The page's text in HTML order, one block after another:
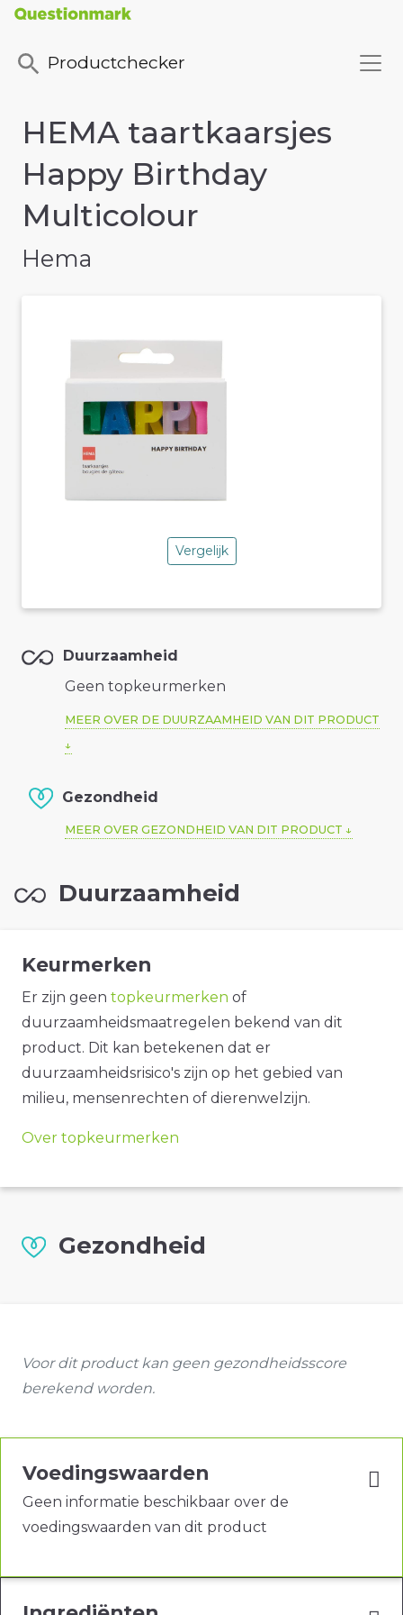
Productchecker
HEMA taartkaarsjes
Happy Birthday
Multicolour
Hema
Vergelijk
Duurzaamheid
Geen topkeurmerken
MEER OVER DE DUURZAAMHEID VAN DIT PRODUCT
Gezondheid
MEER OVER GEZONDHEID VAN DIT PRODUCT
Duurzaamheid
Keurmerken
Er zijn geen topkeurmerken of
duurzaamheidsmaatregelen bekend van dit
product. Dit kan betekenen dat er
duurzaamheidsrisico's zijn op het gebied van
milieu, mensenrechten of dierenwelzijn.
Over topkeurmerken
Gezondheid
Voor dit product kan geen gezondheidsscore
berekend worden.
Voedingswaarden
Geen informatie beschikbaar over de
voedingswaarden van dit product